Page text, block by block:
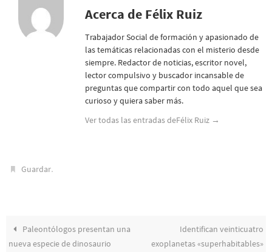
Acerca de Félix Ruiz
Trabajador Social de formación y apasionado de
las temáticas relacionadas con el misterio desde
siempre. Redactor de noticias, escritor novel,
lector compulsivo y buscador incansable de
preguntas que compartir con todo aquel que sea
curioso y quiera saber más.
Ver todas las entradas deFélix Ruiz →
Guardar.
Paleontólogos presentan una
nueva especie de dinosaurio
Identifican veinticuatro
exoplanetas «superhabitables»